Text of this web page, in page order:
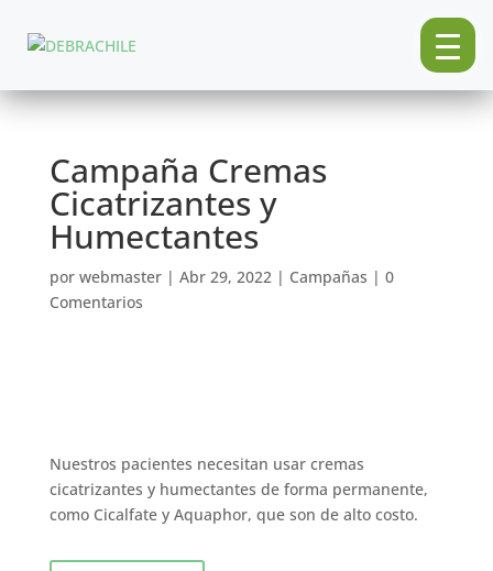
Campaña Cremas
Cicatrizantes y
Humectantes
por webmaster| Abr 29, 2022| Campañas | 0
Comentarios
Nuestros pacientes necesitan usar cremas
cicatrizantes y humectantes de forma permanente,
como Cicalfate y Aquaphor, que son de alto costo.